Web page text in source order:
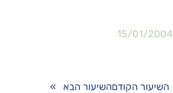
15/01/2004
השיעור הקודםהשיעור הבא »